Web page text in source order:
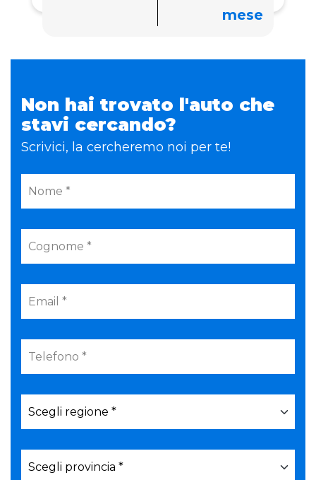
mese
Non hai trovato l'auto che
stavi cercando?
Scrivici, la cercheremo noi per te!